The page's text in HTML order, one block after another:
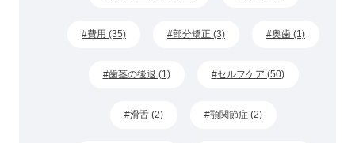
費用 (35) 部分矯正 (3) 奥歯 (1)
歯茎の後退 (1) セルフケア (50)
滑舌 (2) 顎関節症 (2)